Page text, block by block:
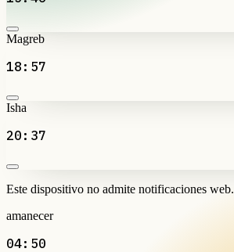
Magreb
18:57
Isha
20:37
Este dispositivo no admite notificaciones web.
amanecer
04:50